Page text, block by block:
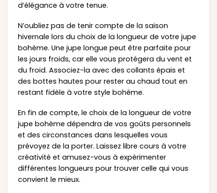
d’élégance à votre tenue.
N’oubliez pas de tenir compte de la saison
hivernale lors du choix de la longueur de votre jupe
bohème. Une jupe longue peut être parfaite pour
les jours froids, car elle vous protégera du vent et
du froid. Associez-la avec des collants épais et
des bottes hautes pour rester au chaud tout en
restant fidèle à votre style bohème.
En fin de compte, le choix de la longueur de votre
jupe bohème dépendra de vos goûts personnels
et des circonstances dans lesquelles vous
prévoyez de la porter. Laissez libre cours à votre
créativité et amusez-vous à expérimenter
différentes longueurs pour trouver celle qui vous
convient le mieux.